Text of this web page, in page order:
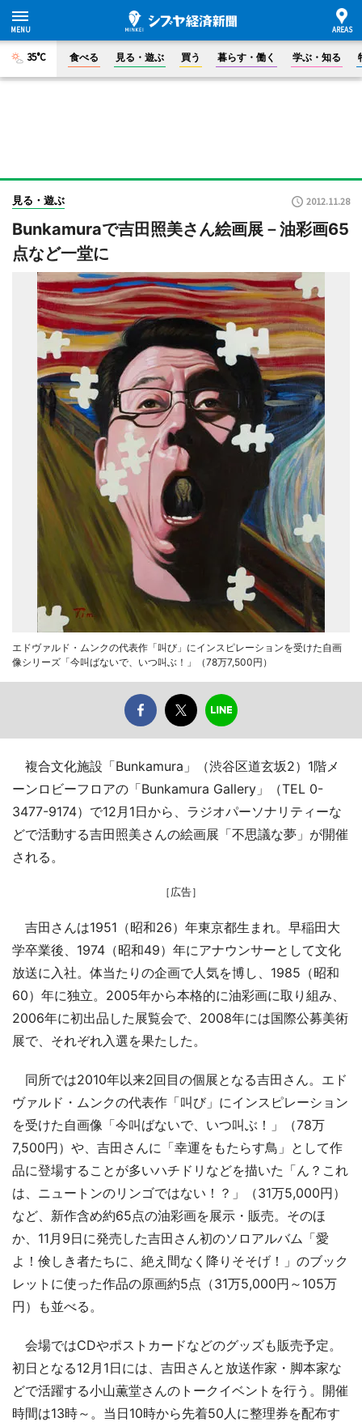
35°C 食べる 見る・遊ぶ 買う 暮らす・働く 学ぶ・知る
見る・遊ぶ 2012.11.28
Bunkamuraで吉田照美さん絵画展－油彩画65
点など一堂に
エドヴァルド・ムンクの代表作「叫び」にインスピレーションを受けた自画
像シリーズ「今叫ばないで、いつ叫ぶ！」（78万7,500円）
複合文化施設「Bunkamura」（渋谷区道玄坂2）1階メ
ーンロビーフロアの「Bunkamura Gallery」（TEL 0-
3477-9174）で12月1日から、ラジオパーソナリティーな
どで活動する吉田照美さんの絵画展「不思議な夢」が開催
される。
［広告］
吉田さんは1951（昭和26）年東京都生まれ。早稲田大
学卒業後、1974（昭和49）年にアナウンサーとして文化
放送に入社。体当たりの企画で人気を博し、1985（昭和
60）年に独立。2005年から本格的に油彩画に取り組み、
2006年に初出品した展覧会で、2008年には国際公募美術
展で、それぞれ入選を果たした。
同所では2010年以来2回目の個展となる吉田さん。エド
ヴァルド・ムンクの代表作「叫び」にインスピレーション
を受けた自画像「今叫ばないで、いつ叫ぶ！」（78万
7,500円）や、吉田さんに「幸運をもたらす鳥」として作
品に登場することが多いハチドリなどを描いた「ん？これ
は、ニュートンのリンゴではない！？」（31万5,000円）
など、新作含め約65点の油彩画を展示・販売。そのほ
か、11月9日に発売した吉田さん初のソロアルバム「愛
よ！倹しき者たちに、絶え間なく降りそそげ！」のブック
レットに使った作品の原画約5点（31万5,000円～105万
円）も並べる。
会場ではCDやポストカードなどのグッズも販売予定。
初日となる12月1日には、吉田さんと放送作家・脚本家な
どで活躍する小山薫堂さんのトークイベントを行う。開催
時間は13時～。当日10時から先着50人に整理券を配布す